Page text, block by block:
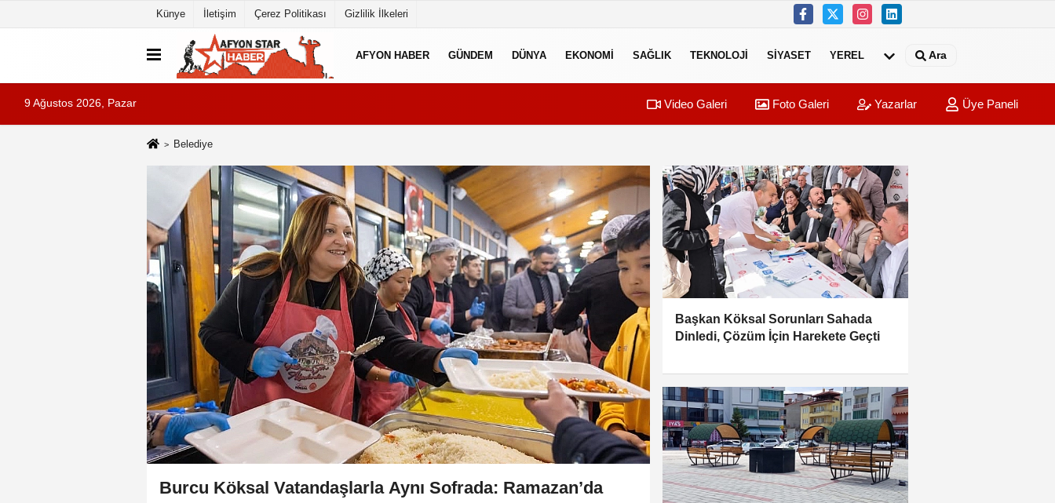
Künye İletişim Çerez Politikası Gizlilik İlkeleri
AFYON HABER GÜNDEM DÜNYA EKONOMI SAĞLIK TEKNOLOJI SIYASET YEREL Ara
9 Ağustos 2026, Pazar Video Galeri Foto Galeri Yazarlar Üye Paneli
Belediye
Burcu Köksal Vatandaşlarla Aynı Sofrada: Ramazan’da
Başkan Köksal Sorunları Sahada
Dinledi, Çözüm İçin Harekete Geçti